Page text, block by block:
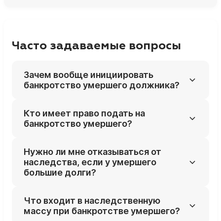
Часто задаваемые вопросы
Зачем вообще инициировать
банкротство умершего должника?
умершего только за счёт его
наследственного имущества, а не за счёт
продажи наследства денег не хватит,
оставшаяся часть долга списывается и не
переходит на наследников.
Кто имеет право подать на
банкротство умершего?
умершего, сами наследники (принявшие
наследство) или уполномоченные органы.
Часто инициатором выступают как раз
требований кредиторов сверх стоимости
наследства.
Нужно ли мне отказываться от
наследства, если у умершего
большие долги?
позволяет принять наследство и при этом
ограничить ответственность рамками
Что входит в наследственную
массу при банкротстве умершего?